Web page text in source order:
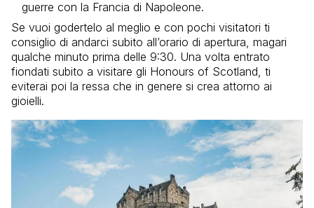
guerre con la Francia di Napoleone.
Se vuoi godertelo al meglio e con pochi visitatori ti
consiglio di andarci subito all’orario di apertura, magari
qualche minuto prima delle 9:30. Una volta entrato
fiondati subito a visitare gli Honours of Scotland, ti
eviterai poi la ressa che in genere si crea attorno ai
gioielli.